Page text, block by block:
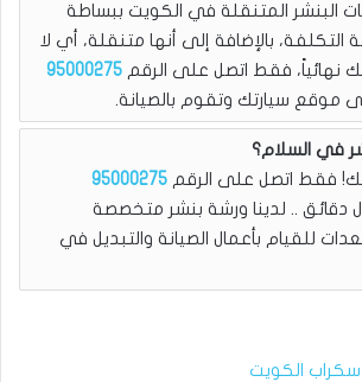
البنشر المتنقلة في الكويت ببساطة
التكلفة، بالإضافة إلى أنها متنقلة، أي لا
نهائياً، فقط اتصل على الرقم 95000275
موقع سيارتك وتقوم بالصيانة.
في السلام؟
فقط اتصل على الرقم 95000275
.. لدينا ورشة بنشر متخصصة
للقيام بأعمال الصيانة والتبديل في
الكويت